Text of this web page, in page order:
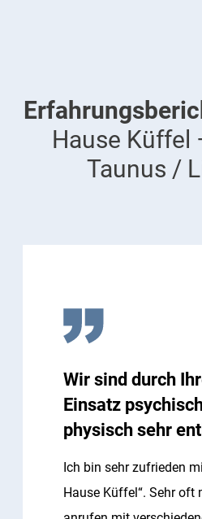
Hause Küffel
Taunus /
Wir sind durch
Einsatz
physisch sehr
Ich bin sehr zufrieden
Hause Küffel“. Sehr oft